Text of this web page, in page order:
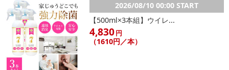
2026/08/10 00:00 START
【500ml×3本組】ウイレ...
4,830円
（1610円／本）